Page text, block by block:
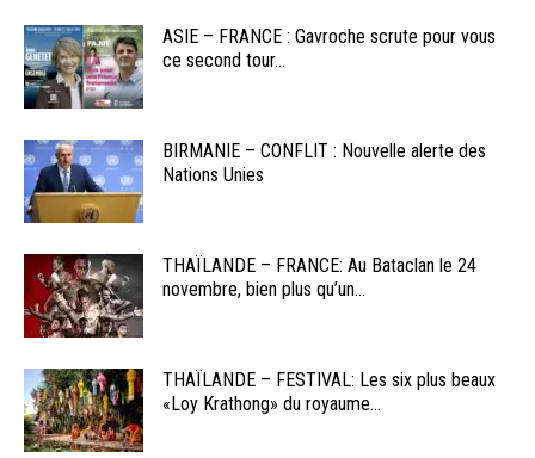
ASIE – FRANCE : Gavroche scrute pour vous
ce second tour...
BIRMANIE – CONFLIT : Nouvelle alerte des
Nations Unies
THAÏLANDE – FRANCE: Au Bataclan le 24
novembre, bien plus qu’un...
THAÏLANDE – FESTIVAL: Les six plus beaux
«Loy Krathong» du royaume...